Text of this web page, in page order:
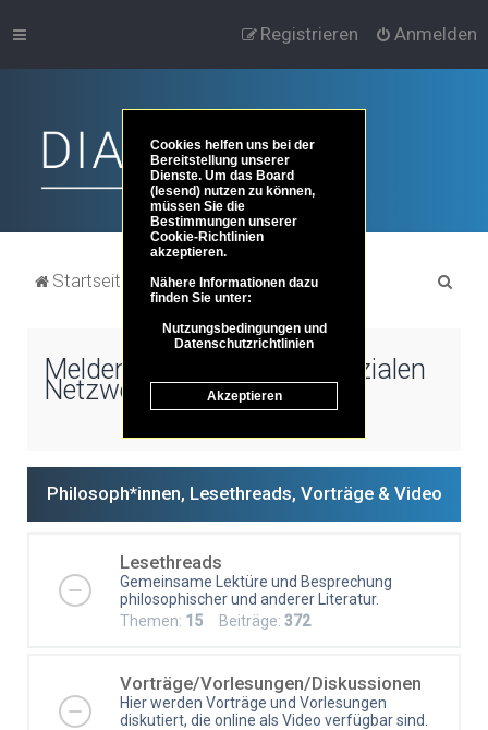
Anmelden
Registrieren
Startseite Portal Foren-Übersicht
Melden Sie sich über die sozialen
Netzwerke an
Philosoph*innen, Lesethreads, Vorträge & Video
Lesethreads
Gemeinsame Lektüre und Besprechung
philosophischer und anderer Literatur.
Themen: 15 Beiträge: 372
Vorträge/Vorlesungen/Diskussionen
Hier werden Vorträge und Vorlesungen
diskutiert, die online als Video verfügbar sind.
Cookies helfen uns bei der
Bereitstellung unserer
Dienste. Um das Board
(lesend) nutzen zu können,
müssen Sie die
Bestimmungen unserer
Cookie-Richtlinien
akzeptieren.
Nähere Informationen dazu
finden Sie unter:
Nutzungsbedingungen und
Datenschutzrichtlinien
Akzeptieren